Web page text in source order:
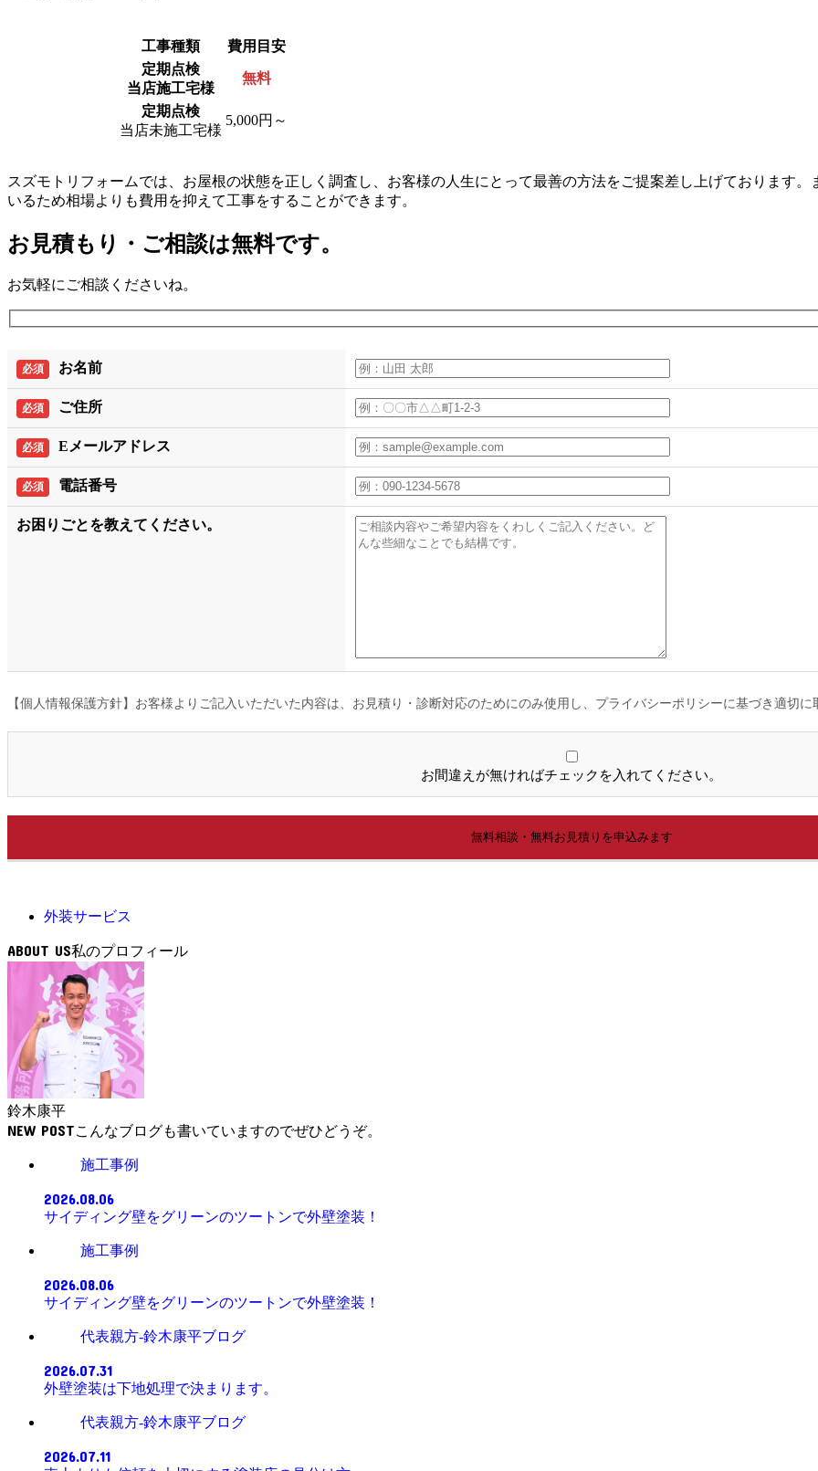
工事種類
費用目安
定期点検
当店施工宅様
無料
定期点検
当店未施工宅様
5,000円～
スズモトリフォームでは、お屋根の状態を正しく調査し、お客様の人生にとって最善の方法をご提案差し上げております
いるため相場よりも費用を抑えて工事をすることができます。
お見積もり・ご相談は無料です。
お気軽にご相談くださいね。
必須 お名前
必須 ご住所
必須 Eメールアドレス
必須 電話番号
お困りごとを教えてください。
【個人情報保護方針】お客様よりご記入いただいた内容は、お見積り・診断対応のためにのみ使用し、プライバシーポリシーに基づき適切に
お間違えが無ければチェックを入れてください。
外装サービス
ABOUT US
鈴木康平
NEW POST
施工事例
2026.08.06
サイディング壁をグリーンのツートンで外壁塗装！
施工事例
2026.08.06
サイディング壁をグリーンのツートンで外壁塗装！
代表親方-鈴木康平ブログ
2026.07.31
外壁塗装は下地処理で決まります。
代表親方-鈴木康平ブログ
2026.07.11